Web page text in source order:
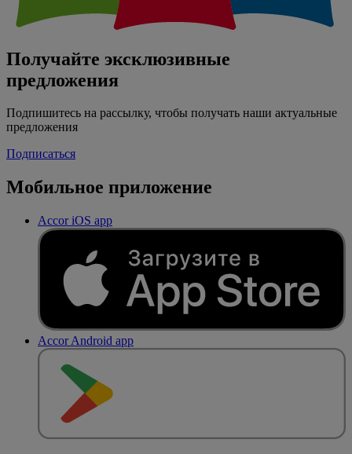
Получайте эксклюзивные
предложения
Подпишитесь на рассылку, чтобы получать наши актуальные
предложения
Подписаться
Мобильное приложение
Accor iOS app
Accor Android app